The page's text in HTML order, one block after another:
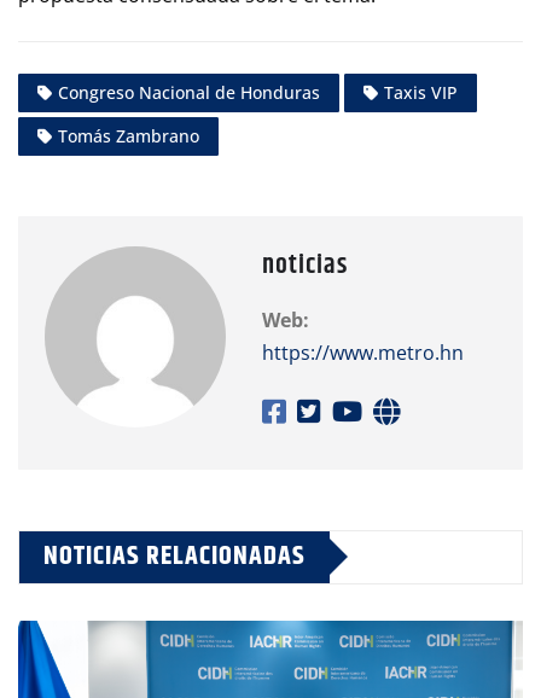
Congreso Nacional de Honduras
Taxis VIP
Tomás Zambrano
noticias
Web:
https://www.metro.hn
NOTICIAS RELACIONADAS